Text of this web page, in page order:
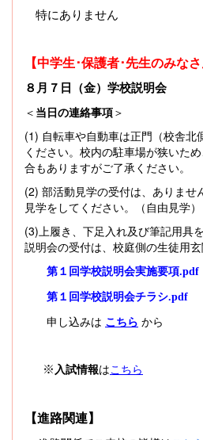
特にありません
【中学生･保護者･先生のみなさ
８月７日（金）学校説明会
＜ 当日の連絡事項＞
(1) 自転車や自動車は正門（校舎北
ください。校内の駐車場が狭いた
合もありますがご了承ください。
(2) 部活動見学の受付は、ありませ
見学をしてください。（自由見学）
(3)上履き、下足入れ及び筆記用具
説明会の受付は、校庭側の生徒用玄
第１回学校説明会実施要項.pdf
第１回学校説明会チラシ.pdf
申し込みは こちら から
※入試情報はこちら
【進路関連】